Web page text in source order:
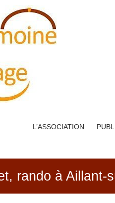
L’ASSOCIATION
rando à Aillant-